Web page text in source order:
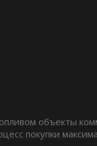
объекты
покупки